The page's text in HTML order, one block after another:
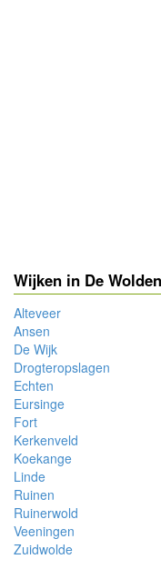
Wijken in De Wolden
Alteveer
Ansen
De Wijk
Drogteropslagen
Echten
Eursinge
Fort
Kerkenveld
Koekange
Linde
Ruinen
Ruinerwold
Veeningen
Zuidwolde